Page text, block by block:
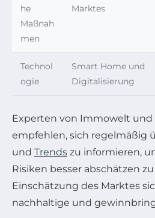
he
Maßnah
men
Marktes
Technol
ogie
Smart Home und
Digitalisierung
Experten von Immowelt und
empfehlen, sich regelmäßig
und Trends zu informieren,
Risiken besser abschätzen
Einschätzung des Marktes
nachhaltige und